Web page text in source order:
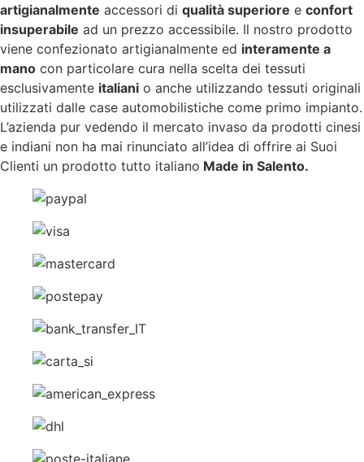
artigianalmente accessori di qualità superiore e confort
insuperabile ad un prezzo accessibile. Il nostro prodotto
viene confezionato artigianalmente ed interamente a
mano con particolare cura nella scelta dei tessuti
esclusivamente italiani o anche utilizzando tessuti originali
utilizzati dalle case automobilistiche come primo impianto.
L’azienda pur vedendo il mercato invaso da prodotti cinesi
e indiani non ha mai rinunciato all’idea di offrire ai Suoi
Clienti un prodotto tutto italiano Made in Salento.